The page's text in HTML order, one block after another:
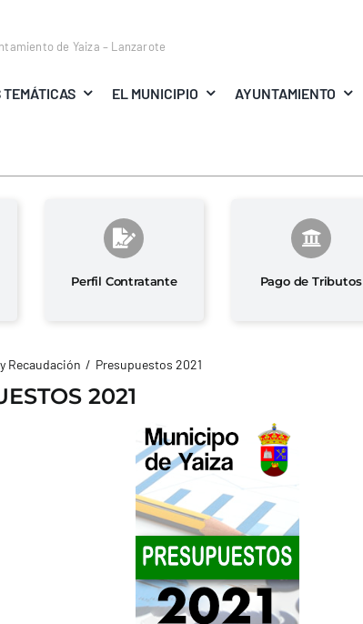
de Yaiza – Lanzarote
TEMÁTICAS EL MUNICIPIO AYUNTAMIENTO
Perfil Contratante Pago de Tributos
Recaudación Presupuestos 2021
2021